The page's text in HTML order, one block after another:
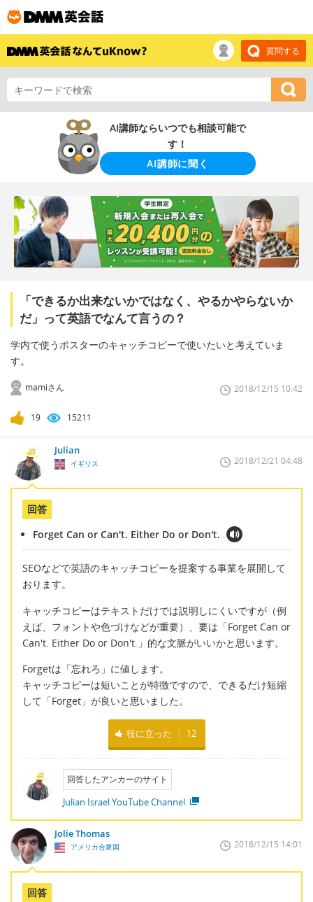
質問する
AI講師ならいつでも相談可能で
す！
AI講師に聞く
「できるか出来ないかではなく、やるかやらないか
だ」って英語でなんて言うの？
学内で使うポスターのキャッチコピーで使いたいと考えていま
す。
mamiさん 2018/12/15 10:42
19 15211
Julian
イギリス 2018/12/21 04:48
回答
Forget Can or Can't. Either Do or Don't.
SEOなどで英語のキャッチコピーを提案する事業を展開して
おります。
キャッチコピーはテキストだけでは説明しにくいですが（例
えば、フォントや色づけなどが重要）、要は「Forget Can or
Can't. Either Do or Don't.」的な文脈がいいかと思います。
Forgetは「忘れろ」に値します。
キャッチコピーは短いことが特徴ですので、できるだけ短縮
して「Forget」が良いと思いました。
役に立った 12
回答したアンカーのサイト
Julian Israel YouTube Channel
Jolie Thomas
アメリカ合衆国 2018/12/15 14:01
回答